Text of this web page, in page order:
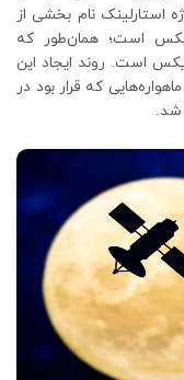
استارلینک نام بخشی از
است؛ همان‌طور که
است.‌ روند ایجاد این
اولیه ماهواره‌هایی که قرار بود در